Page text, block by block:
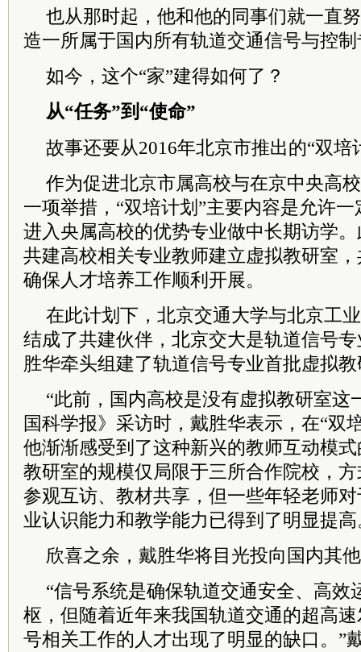
也从那时起，他和他的同事们就一直
造一所属于国内所有轨道交通信号与控制
如今，这个“家”建得如何了？
从“任务”到“使命”
故事还要从2016年北京市推出的“双培
作为促进北京市属高校与在京中央高
一项举措，“双培计划”主要内容是允许
进入央属高校的优势专业做中长期访学
共建高校相关专业教师建立虚拟教研室
确保人才培养工作顺利开展。
在此计划下，北京交通大学与北京工
结成了共建伙伴，北京交大是轨道信号
胜华牵头组建了轨道信号专业首批虚拟
“此前，国内高校是没有虚拟教研室这
国科学报》采访时，戴胜华表示，在“双
他渐渐感受到了这种新兴的教师互动模
教研室的规模仅局限于三所合作院校，
参观互访、教材共享，但一些年轻老师
业认识能力和教学能力已得到了明显提高
欣喜之余，戴胜华将目光投向国内其
“信号系统是确保轨道交通安全、高效
枢，但随着近年来我国轨道交通的超高
号相关工作的人才出现了明显的缺口。”